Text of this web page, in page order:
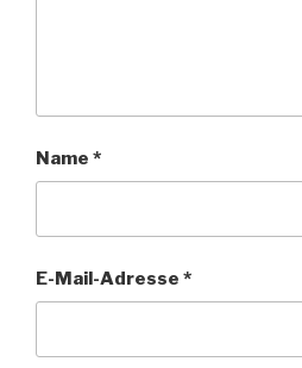
Name *
E-Mail-Adresse *